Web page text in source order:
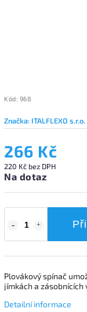
Kód: 968
Značka: ITALFLEXO s.r.o.
266 Kč
220 Kč bez DPH
Na dotaz
Plovákový spínač
jímkách a zásobnících
Detailní informace